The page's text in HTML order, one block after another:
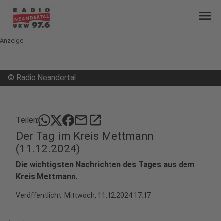
menu
Anzeige
© Radio Neandertal
Teilen: mailopen_in_new
Der Tag im Kreis Mettmann
(11.12.2024)
Die wichtigsten Nachrichten des Tages aus dem
Kreis Mettmann.
Veröffentlicht: Mittwoch, 11.12.2024 17:17